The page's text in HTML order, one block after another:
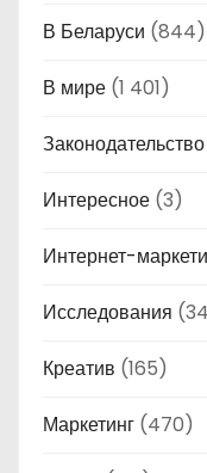
В Беларуси (844)
В мире (1 401)
Законодательство
Интересное (3)
Интернет-
Исследования
Креатив (165)
Маркетинг (470)